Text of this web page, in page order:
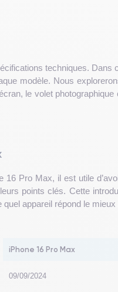
techniques. Dans
modèle. Nous
le volet
Pro Max, il est utile
points clés. Cette
appareil répond le
iPhone 16 Pro Max
09/09/2024